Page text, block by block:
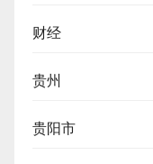
财经
贵州
贵阳市